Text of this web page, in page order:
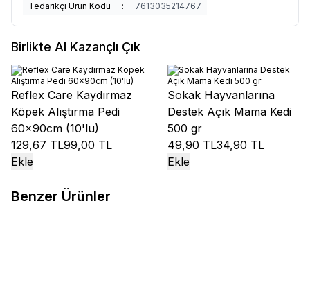
Tedarikçi Ürün Kodu
: 7613035214767
Birlikte Al Kazançlı Çık
Reflex Care Kaydırmaz
Köpek Alıştırma Pedi
60x90cm (10'lu)
129,67 TL99,00 TL
Ekle
Sokak Hayvanlarına
Destek Açık Mama Kedi
500 gr
49,90 TL34,90 TL
Ekle
Benzer Ürünler